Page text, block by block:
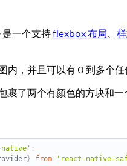
是一个支持flexbox 布局、
内，并且可以有 0 到多个
裹了两个有颜色的方块和